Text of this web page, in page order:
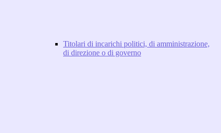
Titolari di incarichi politici, di amministrazione,
di direzione o di governo